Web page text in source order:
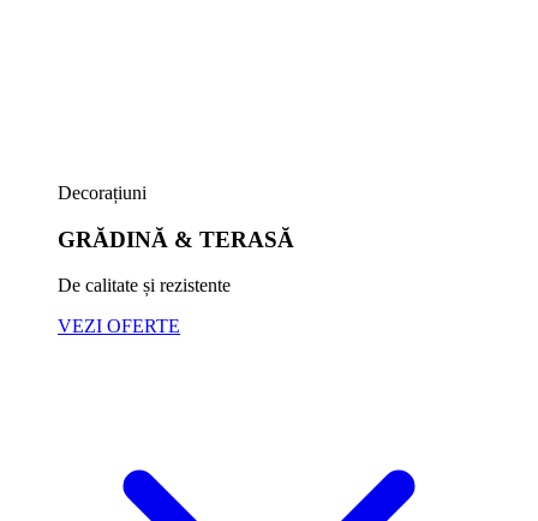
Decorațiuni
GRĂDINĂ & TERASĂ
De calitate și rezistente
VEZI OFERTE